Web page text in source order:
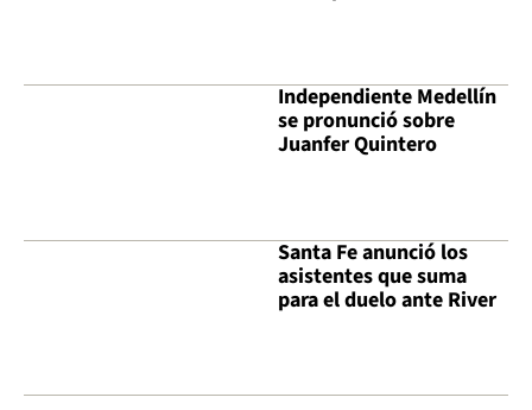
Independiente Medellín
se pronunció sobre
Juanfer Quintero
Santa Fe anunció los
asistentes que suma
para el duelo ante River